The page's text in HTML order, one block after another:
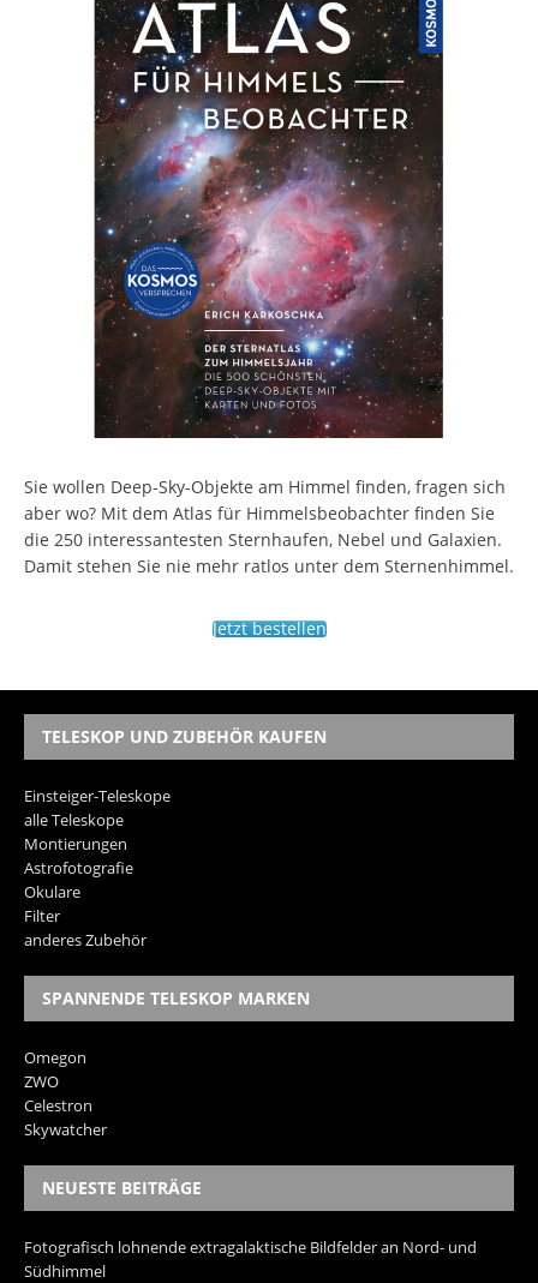
Sie wollen Deep-Sky-Objekte am Himmel finden, fragen sich
aber wo? Mit dem Atlas für Himmelsbeobachter finden Sie
die 250 interessantesten Sternhaufen, Nebel und Galaxien.
Damit stehen Sie nie mehr ratlos unter dem Sternenhimmel.
Jetzt bestellen
TELESKOP UND ZUBEHÖR KAUFEN
Einsteiger-Teleskope
alle Teleskope
Montierungen
Astrofotografie
Okulare
Filter
anderes Zubehör
SPANNENDE TELESKOP MARKEN
Omegon
ZWO
Celestron
Skywatcher
NEUESTE BEITRÄGE
Fotografisch lohnende extragalaktische Bildfelder an Nord- und
Südhimmel